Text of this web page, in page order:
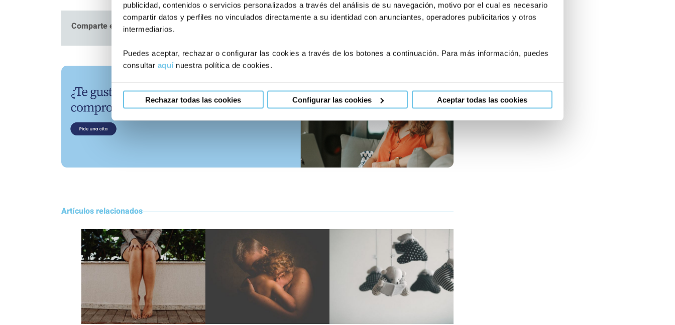
publicidad, contenidos o servicios personalizados a través del análisis de su navegación, motivo por el cual es necesario
compartir datos y perfiles no vinculados directamente a su identidad con anunciantes, operadores publicitarios y otros
intermediarios.
Puedes aceptar, rechazar o configurar las cookies a través de los botones a continuación. Para más información, puedes
consultar aquínuestra política de cookies.
Rechazar todas las cookies Configurar las cookies Aceptar todas las cookies
Comparte este artículo
Artículos relacionados
durante el proceso.